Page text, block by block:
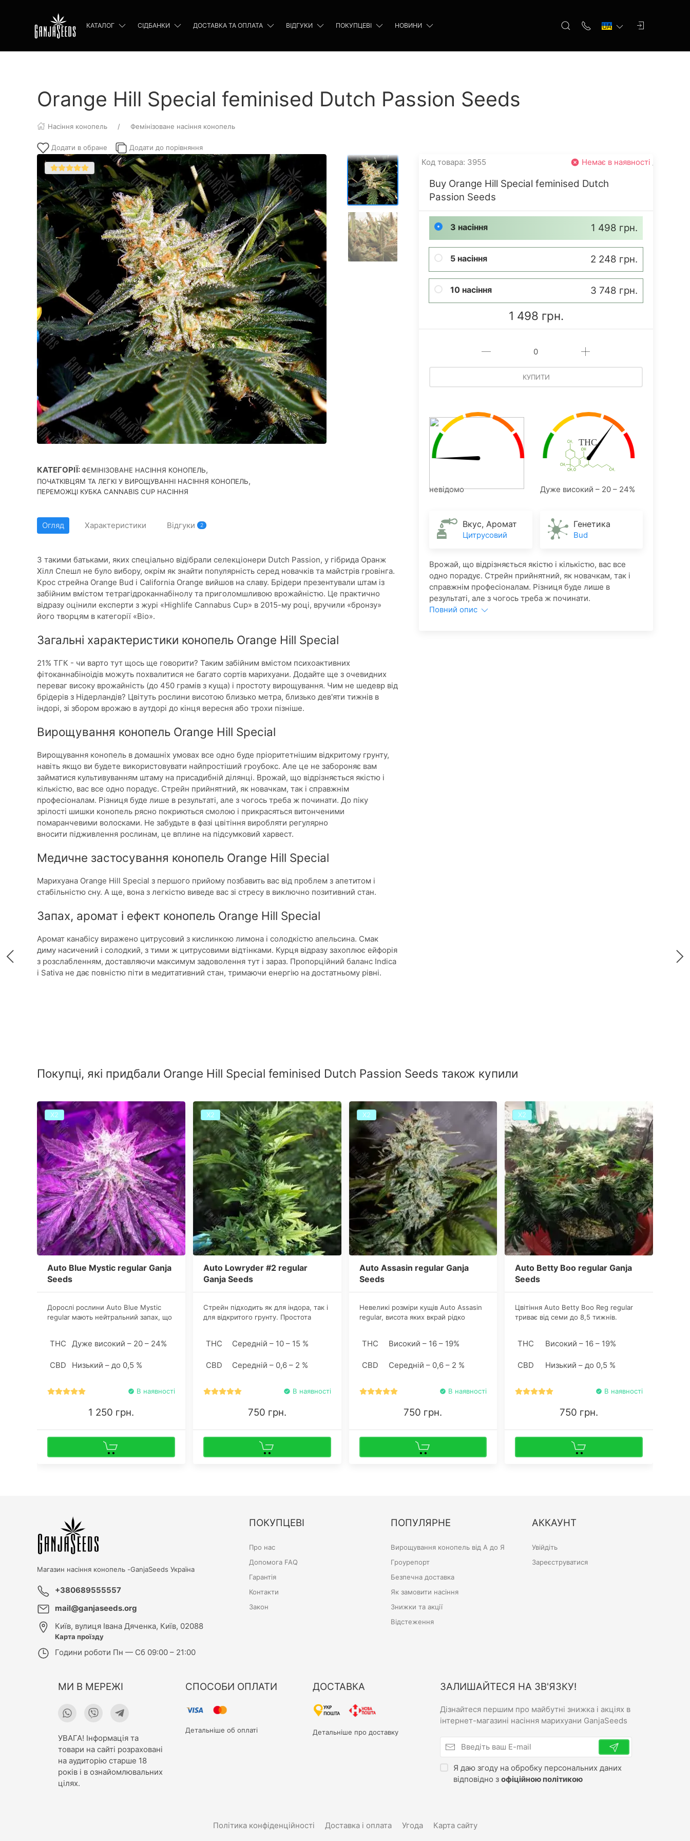
КАТАЛОГ СІДБАНКИ ДОСТАВКА ТА ОПЛАТА ВІДГУКИ ПОКУПЦЕВІ НОВИНИ
Orange Hill Special feminised Dutch Passion Seeds
Насіння конопель Фемінізоване насіння конопель
Додати в обране Додати до порівняння
КАТЕГОРІЇ:ФЕМІНІЗОВАНЕ НАСІННЯ КОНОПЕЛЬ,
ПОЧАТКІВЦЯМ ТА ЛЕГКІ У ВИРОЩУВАННІ НАСІННЯ КОНОПЕЛЬ,
ПЕРЕМОЖЦІ КУБКА CANNABIS CUP НАСІННЯ
Огляд Характеристики Відгуки 2
З такими батьками, яких спеціально відібрали селекціонери Dutch Passion, у гібрида Оранж
Хілл Спешл не було вибору, окрім як знайти популярність серед новачків та майстрів гровінга.
Крос стрейна Orange Bud і California Orange вийшов на славу. Брідери презентували штам із
забійним вмістом тетрагідроканнабінолу та приголомшливою врожайністю. Це практично
відразу оцінили експерти з журі «Highlife Cannabus Cup» в 2015-му році, вручили «бронзу»
його творцям в категорії «Bio».
Загальні характеристики конопель Orange Hill Special
21% ТГК - чи варто тут щось ще говорити? Таким забійним вмістом психоактивних
фітоканнабіноідів можуть похвалитися не багато сортів марихуани. Додайте ще з очевидних
переваг високу врожайність (до 450 грамів з куща) і простоту вирощування. Чим не шедевр від
брідерів з Нідерландів? Цвітуть рослини висотою близько метра, близько дев'яти тижнів в
індорі, зі збором врожаю в аутдорі до кінця вересня або трохи пізніше.
Вирощування конопель Orange Hill Special
Вирощування конопель в домашніх умовах все одно буде пріоритетнішим відкритому грунту,
навіть якщо ви будете використовувати найпростіший гроубокс. Але це не забороняє вам
займатися культивуванням штаму на присадибній ділянці. Врожай, що відрізняється якістю і
кількістю, вас все одно порадує. Стрейн прийнятний, як новачкам, так і справжнім
професіоналам. Різниця буде лише в результаті, але з чогось треба ж починати. До піку
зрілості шишки конопель рясно покриються смолою і прикрасяться витонченими
помаранчевими волосками. Не забудьте в фазі цвітіння виробляти регулярно
вносити підживлення рослинам, це вплине на підсумковий харвест.
Медичне застосування конопель Orange Hill Special
Марихуана Orange Hill Special з першого прийому позбавить вас від проблем з апетитом і
стабільністю сну. А ще, вона з легкістю виведе вас зі стресу в виключно позитивний стан.
Запах, аромат і ефект конопель Orange Hill Special
Аромат канабісу виражено цитрусовий з кислинкою лимона і солодкістю апельсина. Смак
диму насичений і солодкий, з тими ж цитрусовими відтінками. Курця відразу захоплює ейфорія
з розслабленням, доставляючи максимум задоволення тут і зараз. Пропорційний баланс Indica
і Sativa не дає повністю піти в медитативний стан, тримаючи енергію на достатньому рівні.
Код товара: 3955 Немає в наявності
Buy Orange Hill Special feminised Dutch
Passion Seeds
3 насіння 1 498 грн.
5 насіння 2 248 грн.
10 насіння 3 748 грн.
1 498 грн.
КУПИТИ
невідомо Дуже високий – 20 – 24%
Вкус, Аромат
Цитрусовий
Генетика
Bud
Врожай, що відрізняється якістю і кількістю, вас все
одно порадує. Стрейн прийнятний, як новачкам, так і
справжнім професіоналам. Різниця буде лише в
результаті, але з чогось треба ж починати.
Повний опис
Покупці, які придбали Orange Hill Special feminised Dutch Passion Seeds також купили
Х2
Auto Blue Mystic regular Ganja
Seeds
Дорослі рослини Аuto Blue Mystic
regular мають нейтральний запах, що
гібрид отримав свою порцію
високий вміст фітоканнабіноідів.
THC Дуже високий – 20 – 24%
CBD Низький – до 0,5 %
В наявності
1 250 грн.
Х2
Auto Lowryder #2 regular
Ganja Seeds
Стрейн підходить як для індора, так і
для відкритого грунту. Простота
проблем впоратися з гровом і зняти
сильний запах під час цвітіння, тому
THC Середній – 10 – 15 %
CBD Середній – 0,6 – 2 %
В наявності
750 грн.
Х2
Auto Assasin regular Ganja
Seeds
Невеликі розміри кущів Аuto Assasin
regular, висота яких вкрай рідко
саме в індорі.
THC Високий – 16 – 19%
CBD Середній – 0,6 – 2 %
В наявності
750 грн.
Х2
Auto Betty Boo regular Ganja
Seeds
Цвітіння Аuto Betty Boo Reg regular
триває від семи до 8,5 тижнів.
рослин. Але навіть якщо це буде ваш
пропустити це вам точно не
THC Високий – 16 – 19%
CBD Низький – до 0,5 %
В наявності
750 грн.
Магазин насіння конопель -GanjaSeeds Україна
+380689555557
mail@ganjaseeds.org
Київ, вулиця Івана Дяченка, Київ, 02088
Карта проїзду
Години роботи Пн — Сб 09:00 – 21:00
ПОКУПЦЕВІ
Про нас
Допомога FAQ
Гарантія
Контакти
Закон
ПОПУЛЯРНЕ
Вирощування конопель від А до Я
Гроурепорт
Безпечна доставка
Як замовити насіння
Знижки та акції
Відстеження
АККАУНТ
Увійдіть
Зареєструватися
МИ В МЕРЕЖІ
УВАГА! Інформація та
товари на сайті розраховані
на аудиторію старше 18
років і в ознайомлювальних
цілях.
СПОСОБИ ОПЛАТИ
Детальніше об оплаті
ДОСТАВКА
Детальніше про доставку
ЗАЛИШАЙТЕСЯ НА ЗВ'ЯЗКУ!
Дізнайтеся першим про майбутні знижка і акціях в
інтернет-магазині насіння марихуани GanjaSeeds
Я даю згоду на обробку персональних даних
відповідно зофіційною політикою
Політика конфіденційності Доставка і оплата Угода Карта сайту